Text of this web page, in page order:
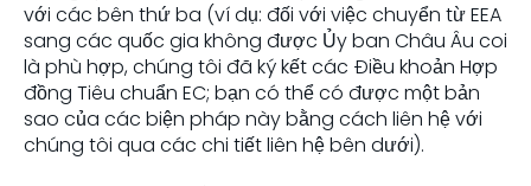
với các bên thứ ba (ví dụ: đối với việc chuyển từ EEA
sang các quốc gia không được Ủy ban Châu Âu coi
là phù hợp, chúng tôi đã ký kết các Điều khoản Hợp
đồng Tiêu chuẩn EC; bạn có thể có được một bản
sao của các biện pháp này bằng cách liên hệ với
chúng tôi qua các chi tiết liên hệ bên dưới).